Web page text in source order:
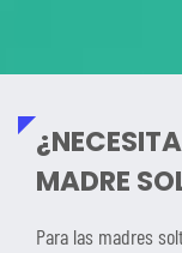
MADRE
Para las madres